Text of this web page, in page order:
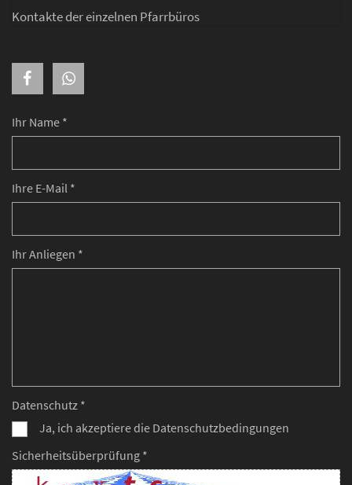
Ihr Name *
Ihre E-Mail *
Ihr Anliegen *
Datenschutz *
Ja, ich akzeptiere die Datenschutzbedingungen
Sicherheitsüberprüfung *
Kontakte der einzelnen Pfarrbüros